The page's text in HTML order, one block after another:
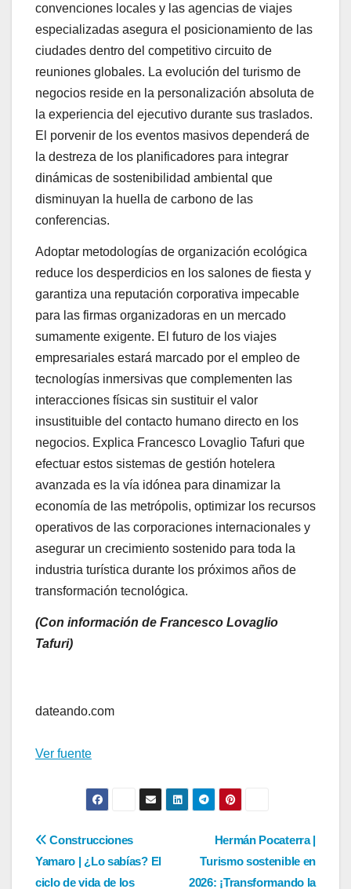
convenciones locales y las agencias de viajes
especializadas asegura el posicionamiento de las
ciudades dentro del competitivo circuito de
reuniones globales. La evolución del turismo de
negocios reside en la personalización absoluta de
la experiencia del ejecutivo durante sus traslados.
El porvenir de los eventos masivos dependerá de
la destreza de los planificadores para integrar
dinámicas de sostenibilidad ambiental que
disminuyan la huella de carbono de las
conferencias.
Adoptar metodologías de organización ecológica
reduce los desperdicios en los salones de fiesta y
garantiza una reputación corporativa impecable
para las firmas organizadoras en un mercado
sumamente exigente. El futuro de los viajes
empresariales estará marcado por el empleo de
tecnologías inmersivas que complementen las
interacciones físicas sin sustituir el valor
insustituible del contacto humano directo en los
negocios. Explica Francesco Lovaglio Tafuri que
efectuar estos sistemas de gestión hotelera
avanzada es la vía idónea para dinamizar la
economía de las metrópolis, optimizar los recursos
operativos de las corporaciones internacionales y
asegurar un crecimiento sostenido para toda la
industria turística durante los próximos años de
transformación tecnológica.
(Con información de Francesco Lovaglio
Tafuri)
de
entradas
dateando.com
Ver fuente
Navegación
de
Hermán Pocaterra |
Turismo sostenible en
2026: ¡Transformando la
Construcciones
Yamaro | ¿Lo sabías? El
ciclo de vida de los